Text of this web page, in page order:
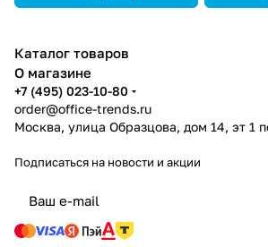
Каталог товаров
О магазине
+7 (495) 023-10-80
order@office-trends.ru
Москва, улица Образцова, дом 14, эт 1
Подписаться на новости и акции